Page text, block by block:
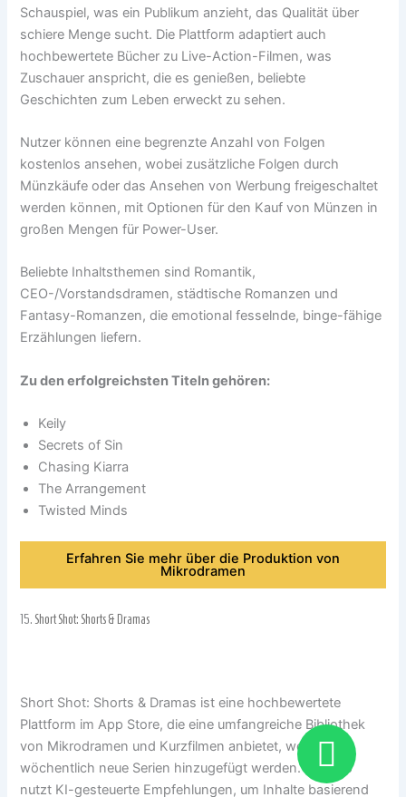
Schauspiel, was ein Publikum anzieht, das Qualität über
schiere Menge sucht. Die Plattform adaptiert auch
hochbewertete Bücher zu Live-Action-Filmen, was
Zuschauer anspricht, die es genießen, beliebte
Geschichten zum Leben erweckt zu sehen.
Nutzer können eine begrenzte Anzahl von Folgen
kostenlos ansehen, wobei zusätzliche Folgen durch
Münzkäufe oder das Ansehen von Werbung freigeschaltet
werden können, mit Optionen für den Kauf von Münzen in
großen Mengen für Power-User.
Beliebte Inhaltsthemen sind Romantik,
CEO-/Vorstandsdramen, städtische Romanzen und
Fantasy-Romanzen, die emotional fesselnde, binge-fähige
Erzählungen liefern.
Zu den erfolgreichsten Titeln gehören:
Keily
Secrets of Sin
Chasing Kiarra
The Arrangement
Twisted Minds
Erfahren Sie mehr über die Produktion von
Mikrodramen
15. Short Shot: Shorts & Dramas
Short Shot: Shorts & Dramas ist eine hochbewertete
Plattform im App Store, die eine umfangreiche Bibliothek
von Mikrodramen und Kurzfilmen anbietet, wobei
wöchentlich neue Serien hinzugefügt werden. Die App
nutzt KI-gesteuerte Empfehlungen, um Inhalte basierend